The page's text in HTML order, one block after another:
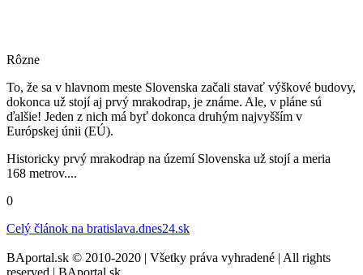
Rôzne
To, že sa v hlavnom meste Slovenska začali stavať výškové budovy,
dokonca už stojí aj prvý mrakodrap, je známe. Ale, v pláne sú
ďalšie! Jeden z nich má byť dokonca druhým najvyšším v
Európskej únii (EÚ).
Historicky prvý mrakodrap na území Slovenska už stojí a meria
168 metrov....
0
Celý článok na bratislava.dnes24.sk
BAportal.sk © 2010-2020 | Všetky práva vyhradené | All rights
reserved | BAportal.sk